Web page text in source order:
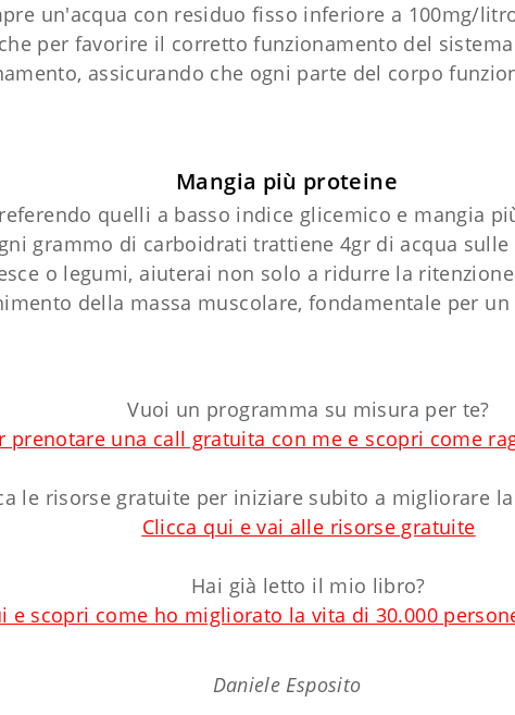
un'acqua con residuo fisso inferiore a 100mg/
per favorire il corretto funzionamento del
assicurando che ogni parte del corpo
Mangia più proteine
quelli a basso indice glicemico e mangia
grammo di carboidrati trattiene 4gr di acqua sulle
o legumi, aiuterai non solo a ridurre la
della massa muscolare, fondamentale per
Vuoi un programma su misura per te?
prenotare una call gratuita con me e scopri come
le risorse gratuite per iniziare subito a migliorare
Clicca qui e vai alle risorse gratuite
Hai già letto il mio libro?
e scopri come ho migliorato la vita di 30.000
Daniele Esposito